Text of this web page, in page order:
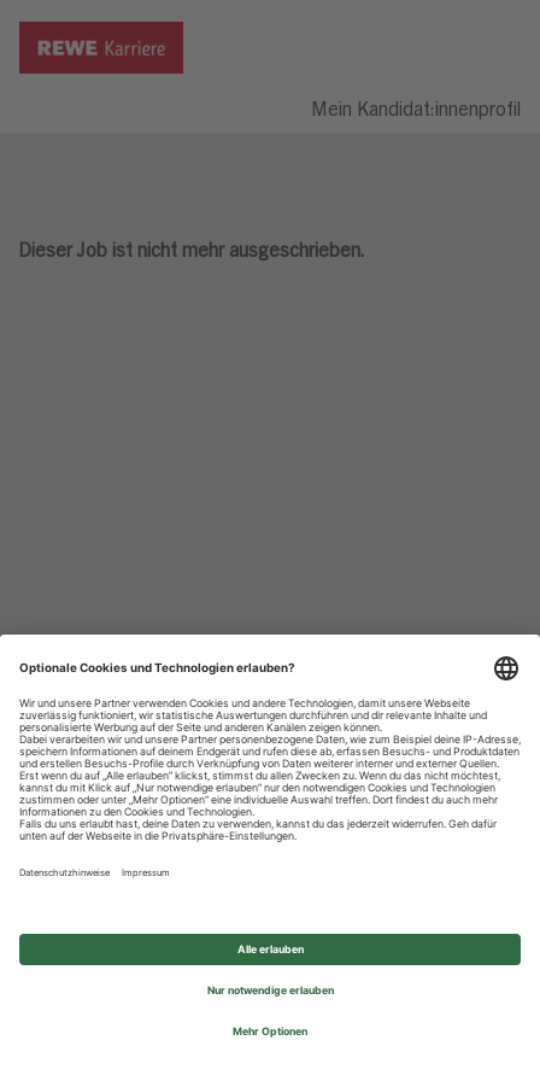
Mein Kandidat:innenprofil
Dieser Job ist nicht mehr ausgeschrieben.
Datenschutzhinweise
Impressum
Privatsphäre-Einstellungen
© 2026 REWE Group - All rights reserved